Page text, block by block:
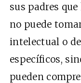
sus padres
no puede
intelectual o
específicos,
pueden